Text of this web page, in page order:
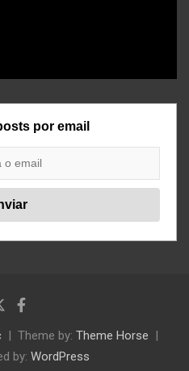
por email
Theme by: Theme Horse
by: WordPress